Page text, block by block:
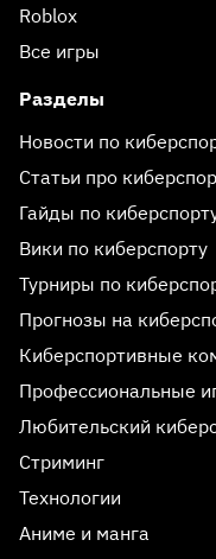
Roblox
Все игры
Разделы
Новости по
Статьи про
Гайды по
Вики по киберспорту
Турниры по
Прогнозы на
Киберспортивные
Профессиональные
Любительский
Стриминг
Технологии
Аниме и манга